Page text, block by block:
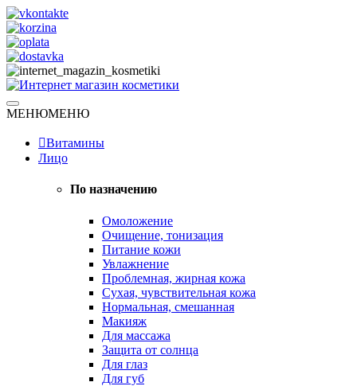
Skip
to
content
Интернет магазин косметики
Натуральная косметика
МЕНЮМЕНЮ
Витамины
Лицо
По назначению
Омоложение
Очищение, тонизация
Питание кожи
Увлажнение
Проблемная, жирная кожа
Сухая, чувствительная кожа
Нормальная, смешанная
Макияж
Для массажа
Защита от солнца
Для глаз
Для губ